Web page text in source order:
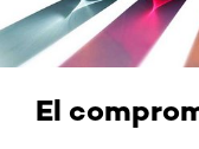
El